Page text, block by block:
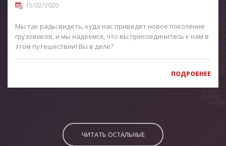
15/02/2020
Мы так рады видеть, куда нас приведет новое поколение
грузовиков, и мы надеемся, что вы присоединитесь к нам в
этом путешествии! Вы в деле?
ПОДРОБНЕЕ
ЧИТАТЬ ОСТАЛЬНЫЕ